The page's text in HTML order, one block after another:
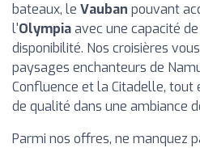
bateaux, le Vauban pouvant
l'Olympiaavec une capacité
disponibilité. Nos croisières
paysages enchanteurs de
Confluence et la Citadelle, tout
de qualité dans une ambiance
Parmi nos offres, ne manquez